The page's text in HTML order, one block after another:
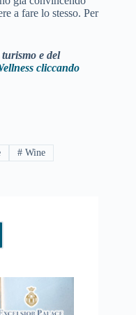
a fare lo stesso. Per
e del
cliccando
# Wine